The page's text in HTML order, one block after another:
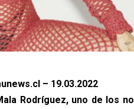
– 19.03.2022
Rodríguez, uno de los